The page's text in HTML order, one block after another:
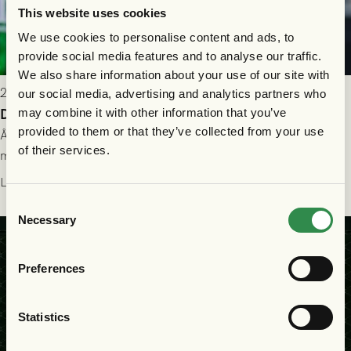
This website uses cookies
We use cookies to personalise content and ads, to
provide social media features and to analyse our traffic.
We also share information about your use of our site with
our social media, advertising and analytics partners who
may combine it with other information that you’ve
provided to them or that they’ve collected from your use
of their services.
Selection
Necessary
Preferences
Statistics
2026-07-26 21:00
Delad poäng mot Halmstads BK
Åter i Allsvenskan stod Halmstads BK för motståndet i en
match som vägde tungt till fördel för GAIS, men där poängen
delades efter dramatik på tilläggstid.
Läs mer